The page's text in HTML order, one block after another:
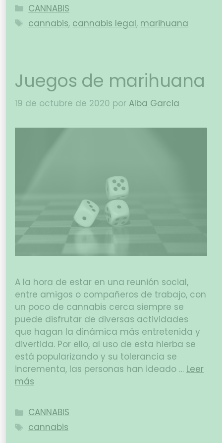
CANNABIS
cannabis, cannabis legal, marihuana
Juegos de marihuana
19 de octubre de 2020 por Alba Garcia
A la hora de estar en una reunión social,
entre amigos o compañeros de trabajo, con
un poco de cannabis cerca siempre se
puede disfrutar de diversas actividades
que hagan la dinámica más entretenida y
divertida. Por ello, al uso de esta hierba se
está popularizando y su tolerancia se
incrementa, las personas han ideado … Leer
más
CANNABIS
cannabis